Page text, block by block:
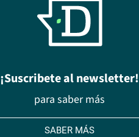
¡Suscribete al newsletter!
para saber más
SABER MÁS